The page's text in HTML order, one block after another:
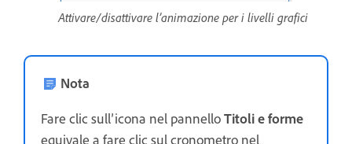
Attivare/disattivare l’animazione per i livelli grafici
Nota
Fare clic sull’icona nel pannelloTitoli e forme
equivale a fare clic sul cronometro nel